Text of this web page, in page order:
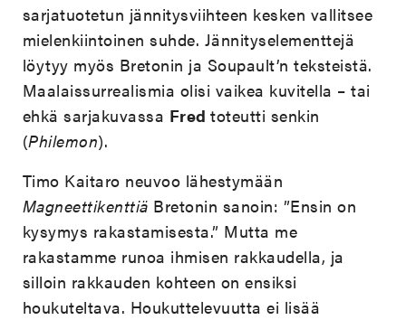
sarjatuotetun jännitysviihteen kesken vallitsee
mielenkiintoinen suhde. Jännityselementtejä
löytyy myös Bretonin ja Soupault’n teksteistä.
Maalaissurrealismia olisi vaikea kuvitella – tai
ehkä sarjakuvassa Fredtoteutti senkin
(Philemon).
Timo Kaitaro neuvoo lähestymään
Magneettikenttiä Bretonin sanoin: ”Ensin on
kysymys rakastamisesta.” Mutta me
rakastamme runoa ihmisen rakkaudella, ja
silloin rakkauden kohteen on ensiksi
houkuteltava. Houkuttelevuutta ei lisää